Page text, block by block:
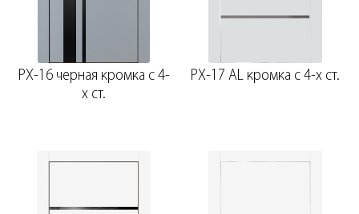
PX-16 черная кромка с 4-
х ст.
PX-17 AL кромка с 4-х ст.